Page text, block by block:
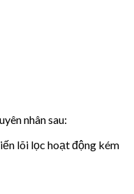
nhân sau:
lõi lọc hoạt động kém